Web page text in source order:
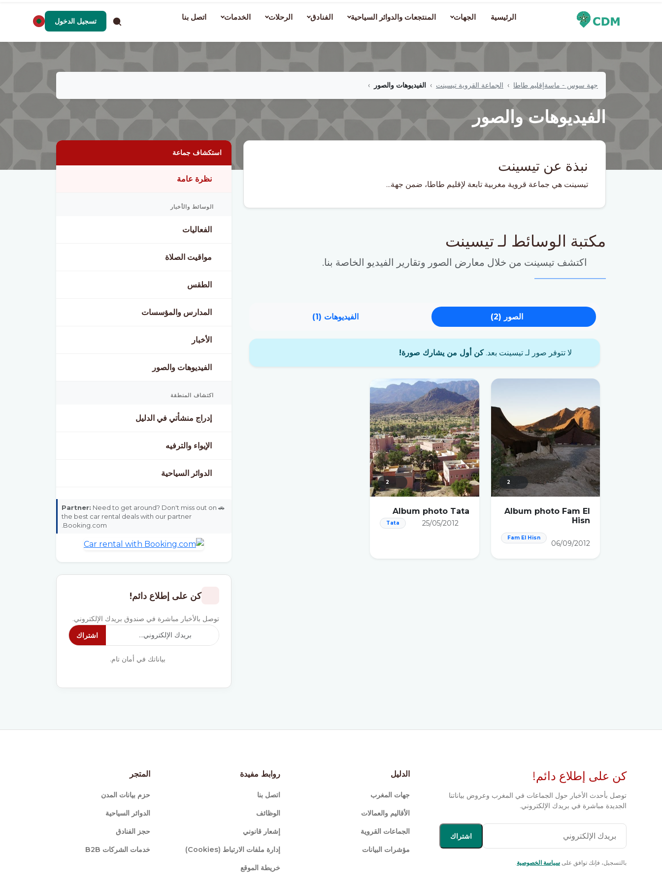
الرئيسية الجهات المنتجعات والدوائر السياحية الفنادق الرحلات الخدمات اتصل بنا تسجيل الدخول
جهة سوس - ماسةإقليم طاطا الجماعة القروية تيسينت الفيديوهات والصور
الفيديوهات والصور
نبذة عن تيسينت
تيسينت هي جماعة قروية مغربية تابعة لإقليم طاطا، ضمن جهة...
مكتبة الوسائط لـ تيسينت
اكتشف تيسينت من خلال معارض الصور وتقارير الفيديو الخاصة بنا.
الصور (2) الفيديوهات (1)
لا تتوفر صور لـ تيسينت بعد.كن أول من يشارك صورة!
2
Album photo Fam El
Hisn
06/09/2012
Fam El Hisn
2
Album photo Tata
25/05/2012
Tata
استكشاف جماعة
نظرة عامة
الوسائط والأخبار
الفعاليات
مواقيت الصلاة
الطقس
المدارس والمؤسسات
الأخبار
الفيديوهات والصور
اكتشاف المنطقة
إدراج منشأتي في الدليل
الإيواء والترفيه
الدوائر السياحية
🚗
Partner: Need to get around? Don't miss out on
the best car rental deals with our partner
Booking.com.
كن على إطلاع دائم!
توصل بالأخبار مباشرة في صندوق بريدك الإلكتروني.
اشتراك
بياناتك في أمان تام.
كن على إطلاع دائم!
توصل بأحدث الأخبار حول الجماعات في المغرب وعروض بياناتنا
الجديدة مباشرة في بريدك الإلكتروني.
اشتراك
بالتسجيل، فإنك توافق على سياسة الخصوصية.
الدليل
جهات المغرب
الأقاليم والعمالات
الجماعات القروية
مؤشرات البيانات
روابط مفيدة
اتصل بنا
الوظائف
إشعار قانوني
إدارة ملفات الارتباط (Cookies)
خريطة الموقع
المتجر
حزم بيانات المدن
الدوائر السياحية
حجز الفنادق
خدمات الشركات B2B